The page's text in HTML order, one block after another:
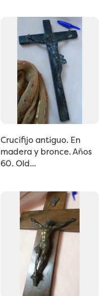
Crucifijo antiguo. En
madera y bronce. Años
60. Old...